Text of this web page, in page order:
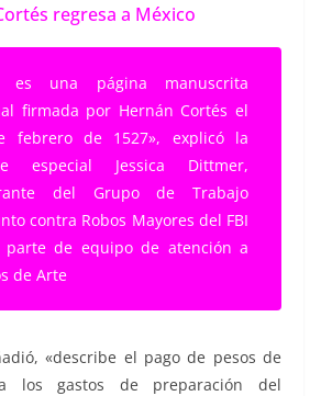
regresa a México
es una página manuscrita
firmada por Hernán Cortés el
febrero de 1527», explicó la
especial Jessica Dittmer,
del Grupo de Trabajo
contra Robos Mayores del FBI
parte de equipo de atención a
de Arte
«describe el pago de pesos de
los gastos de preparación del